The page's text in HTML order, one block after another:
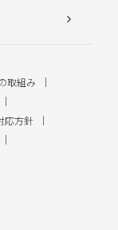
取組み
応方針